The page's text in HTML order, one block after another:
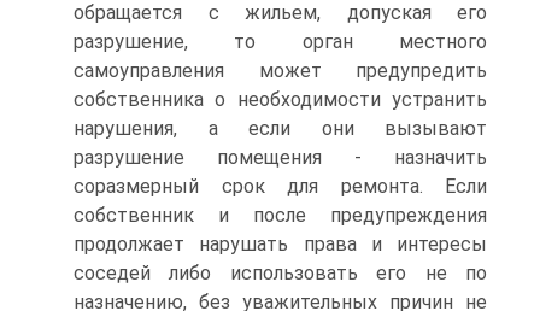
обращается с жильем, допуская его
разрушение, то орган местного
самоуправления может предупредить
собственника о необходимости устранить
нарушения, а если они вызывают
разрушение помещения - назначить
соразмерный срок для ремонта. Если
собственник и после предупреждения
продолжает нарушать права и интересы
соседей либо использовать его не по
назначению, без уважительных причин не